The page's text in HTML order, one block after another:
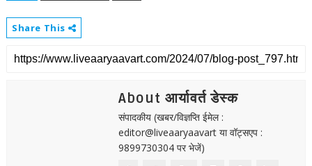
Share This
About आर्यावर्त डेस्क
संपादकीय (खबर/विज्ञप्ति ईमेल :
editor@liveaaryaavart या वॉट्सएप :
9899730304 पर भेजें)